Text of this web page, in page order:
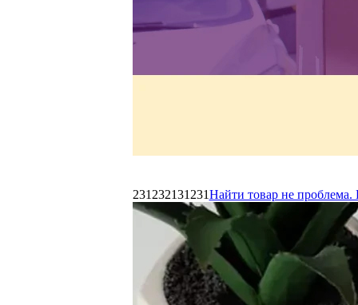
231232131231Найти товар не проблема.